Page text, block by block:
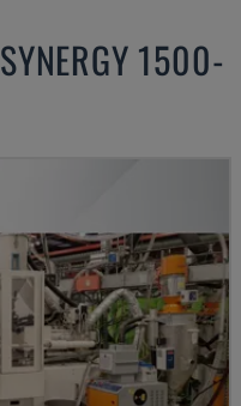
SYNERGY 1500-